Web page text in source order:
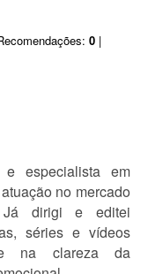
0 |
e especialista em
no mercado
Já dirigi e editei
séries e vídeos
na clareza da